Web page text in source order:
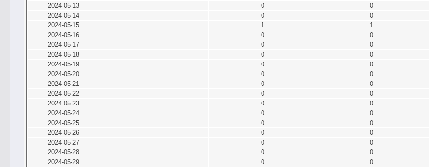
2024-05-13
0 0
2024-05-14
0 0
2024-05-15
1 1
2024-05-16
0 0
2024-05-17
0 0
2024-05-18
0 0
2024-05-19
0 0
2024-05-20
0 0
2024-05-21
0 0
2024-05-22
0 0
2024-05-23
0 0
2024-05-24
0 0
2024-05-25
0 0
2024-05-26
0 0
2024-05-27
0 0
2024-05-28
0 0
2024-05-29
0 0